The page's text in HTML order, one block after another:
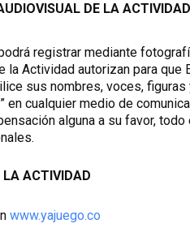
DE LA
registrar mediante
la Actividad autorizan para
sus nombres, voces,
en cualquier medio de
alguna a su favor,
LA ACTIVIDAD
www.yajuego.co